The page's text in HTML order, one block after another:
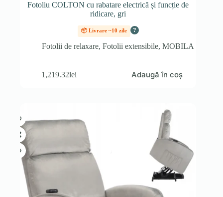
Fotoliu COLTON cu rabatare electrică și funcție de
ridicare, gri
📦 Livrare ~10 zile ?
Fotolii de relaxare,Fotolii extensibile,MOBILA
1,219.32lei Adaugă în coș